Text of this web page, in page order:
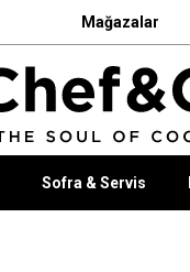
Mağazalar
Sofra & Servis